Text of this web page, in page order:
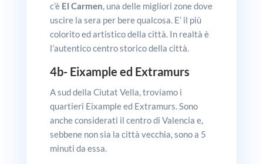
c’èEl Carmen, una delle migliori zone dove
uscire la sera per bere qualcosa. E’ il più
colorito ed artistico della città. In realtà è
l’autentico centro storico della città.
4b- Eixample ed Extramurs
A sud della Ciutat Vella, troviamo i
quartieri Eixample ed Extramurs. Sono
anche considerati il centro di Valencia e,
sebbene non sia la città vecchia, sono a 5
minuti da essa.